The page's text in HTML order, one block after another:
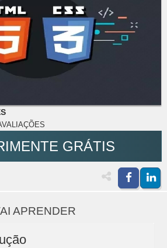
GRÁTIS
APRENDER